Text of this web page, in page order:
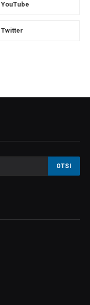
YouTube
Twitter